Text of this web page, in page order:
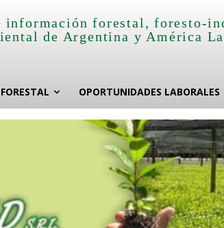
información forestal, foresto-
de Argentina y América
OPORTUNIDADES LABORALES